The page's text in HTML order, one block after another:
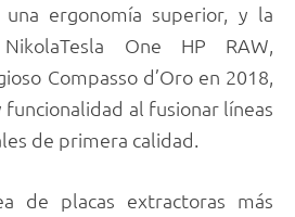
ergonomía superior, y la
One HP RAW,
Compasso d’Oro en 2018,
funcionalidad al fusionar líneas
de primera calidad.
de placas extractoras más